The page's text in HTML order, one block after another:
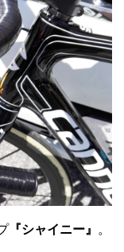
『シャイニー』 。